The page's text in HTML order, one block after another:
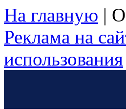
На главную |
Реклама на
использования